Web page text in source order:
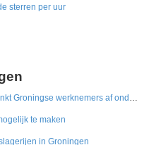
sterren per uur
FNV: Callcenterreus Transcom dankt Groningse werknemers af ondanks miljoenenwinsten
te maken
in Groningen